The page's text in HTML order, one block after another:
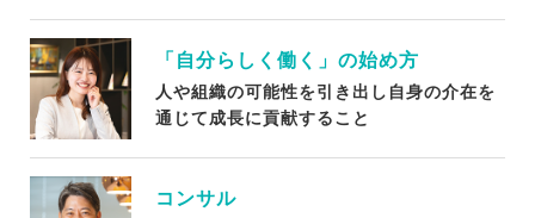
「自分らしく働く」の始め方
人や組織の可能性を引き出し自身の介在を
通じて成長に貢献すること
コンサル